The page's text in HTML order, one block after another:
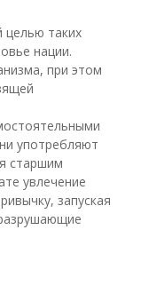
таких
нации.
при этом
употребляют
старшим
увлечение
запуская